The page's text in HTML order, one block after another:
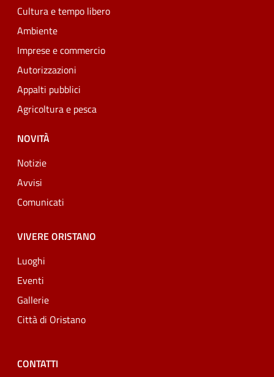
Cultura e tempo libero
Ambiente
Imprese e commercio
Autorizzazioni
Appalti pubblici
Agricoltura e pesca
NOVITÀ
Notizie
Avvisi
Comunicati
VIVERE ORISTANO
Luoghi
Eventi
Gallerie
Città di Oristano
CONTATTI